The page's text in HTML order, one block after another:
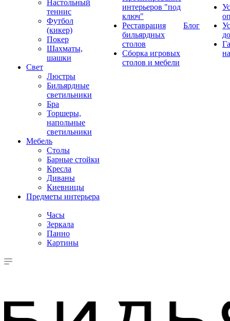
Настольный
теннис
Футбол
(кикер)
Покер
Шахматы,
шашки
Свет
Люстры
Бильярдные
светильники
Бра
Торшеры,
напольные
светильники
Мебель
Столы
Барные стойки
Кресла
Диваны
Киевницы
Предметы интерьера
Часы
Зеркала
Панно
Картины
интерьеров "под
ключ"
Реставрация
бильярдных
столов
Сборка игровых
столов и мебели
Блог